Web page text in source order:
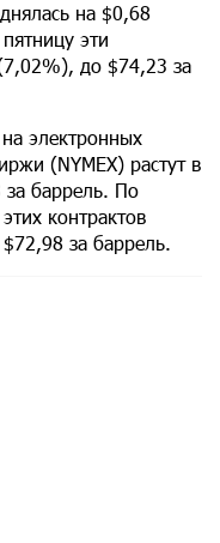
на $0,68
эти
до $74,23 за
электронных
(NYMEX) растут в
баррель. По
контрактов
за баррель.